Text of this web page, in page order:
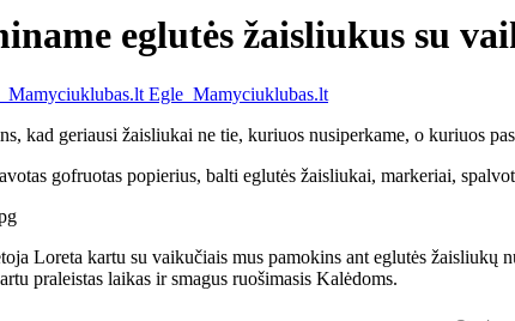
eglutės žaisliukus su
Egle_Mamyciuklubas.lt
kad geriausi žaisliukai ne tie, kuriuos nusiperkame, o kuriuos
gofruotas popierius, balti eglutės žaisliukai, markeriai,
Loreta kartu su vaikučiais mus pamokins ant eglutės žaisliukų
praleistas laikas ir smagus ruošimasis Kalėdoms.